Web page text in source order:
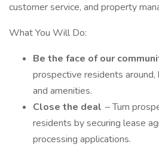
customer service, and property
What You Will Do:
Be the face of our
prospective residents
and amenities.
Close the deal – Turn
residents by securing lease
processing applications.